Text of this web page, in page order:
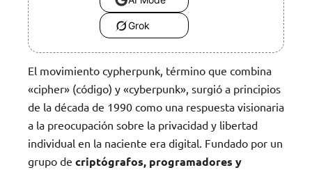
Grok
El movimiento cypherpunk, término que combina
«cipher» (código) y «cyberpunk», surgió a principios
de la década de 1990 como una respuesta visionaria
a la preocupación sobre la privacidad y libertad
individual en la naciente era digital. Fundado por un
grupo de criptógrafos, programadores y